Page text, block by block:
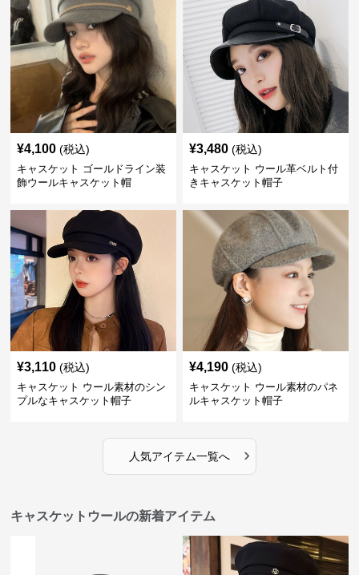
¥4,100 (税込)
キャスケット ゴールドライン装
飾ウールキャスケット帽
¥3,480 (税込)
キャスケット ウール革ベルト付
きキャスケット帽子
¥3,110 (税込)
キャスケット ウール素材のシン
プルなキャスケット帽子
¥4,190 (税込)
キャスケット ウール素材のパネ
ルキャスケット帽子
人気アイテム一覧へ ›
キャスケットウールの新着アイテム